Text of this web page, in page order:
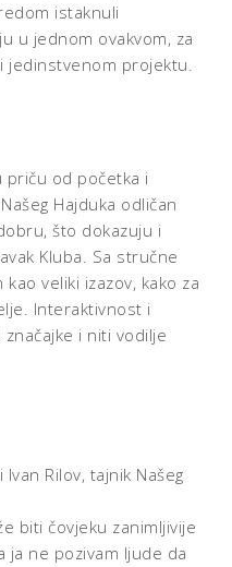
istaknuli
u jednom ovakvom, za
jedinstvenom projektu.
priču od početka i
Hajduka odličan
što dokazuju i
Kluba. Sa stručne
veliki izazov, kako za
Interaktivnost i
i niti vodilje
Rilov, tajnik Našeg
biti čovjeku zanimljivije
ja ne pozivam ljude da